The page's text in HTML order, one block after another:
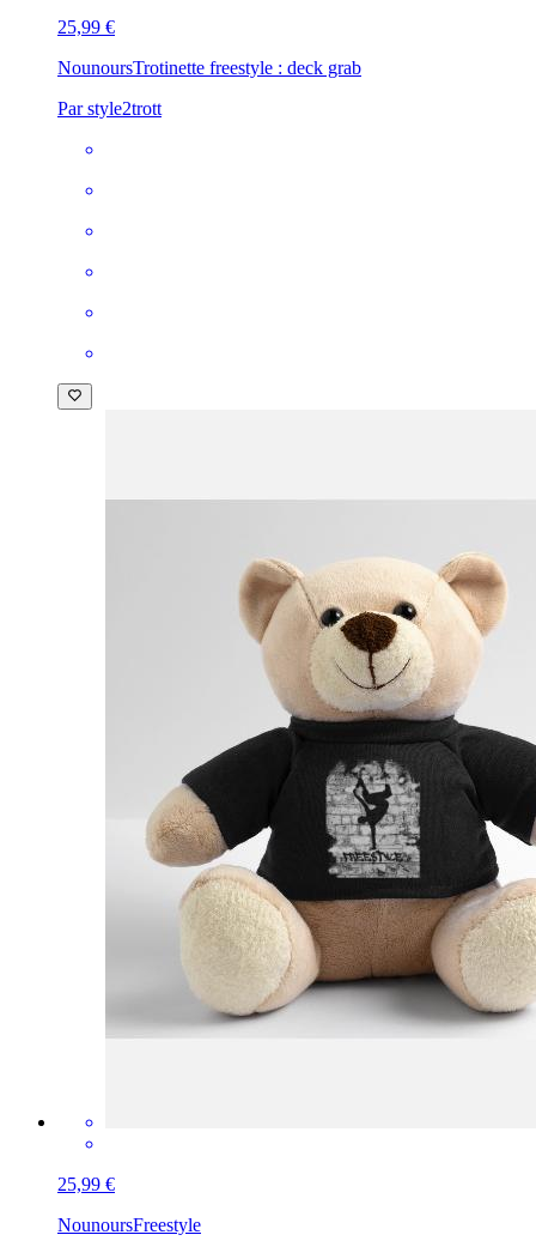
25,99 €
NounoursTrotinette freestyle : deck grab
Par style2trott
25,99 €
NounoursFreestyle